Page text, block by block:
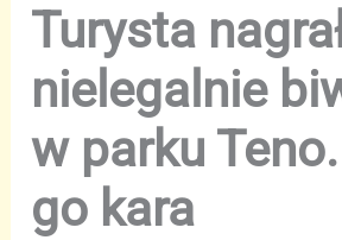
Turysta
nielegalnie
w parku
go kara